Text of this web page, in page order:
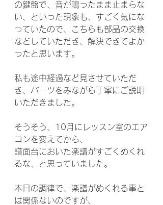
の鍵盤で、音が鳴ったまま止まらな
い、といった現象も、すごく気にな
っていたので、こちらも部品の交換
などしていただき、解決できてよか
ったと思います。
私も途中経過など見させていただ
き、パーツをみながら丁寧にご説明
いただきました。
そうそう、10月にレッスン室のエア
コンを変えてから、
譜面台においた楽譜がすごくめくれ
るな、と思っていました。
本日の調律で、楽譜がめくれる事と
は関係ないのですが、